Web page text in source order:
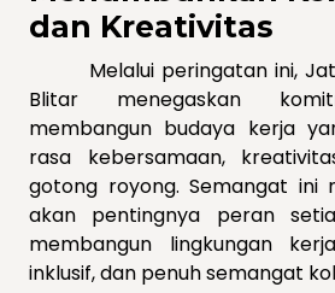
dan Kreativitas
Melalui peringatan ini,
Blitar menegaskan
membangun budaya kerja
rasa kebersamaan,
gotong royong. Semangat ini
akan pentingnya peran
membangun lingkungan
inklusif, dan penuh semangat